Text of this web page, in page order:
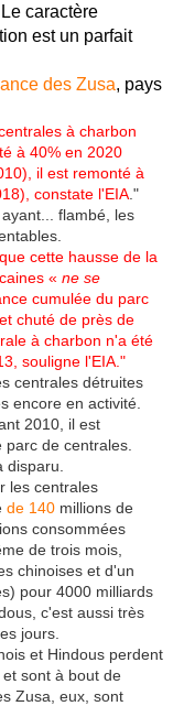
caractère
est un parfait
des Zusa, pays
à charbon
à 40% en 2020
il est remonté à
constate l'EIA ."
flambé, les
cette hausse de la
« ne se
cumulée du parc
chuté de près de
à charbon n'a été
souligne l'EIA."
centrales détruites
encore en activité.
2010, il est
de centrales.
les centrales
de 140 millions de
consommées
de trois mois,
chinoises et d'un
pour 4000 milliards
c'est aussi très
jours.
et Hindous perdent
sont à bout de
Zusa, eux, sont